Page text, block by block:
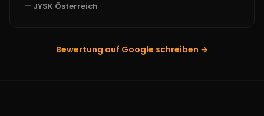
— JYSK Österreich
Bewertung auf Google schreiben →